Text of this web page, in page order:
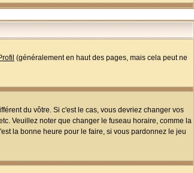
(généralement en haut des pages, mais cela peut ne
du vôtre. Si c'est le cas, vous devriez changer vos
Veuillez noter que changer le fuseau horaire, comme la
la bonne heure pour le faire, si vous pardonnez le jeu